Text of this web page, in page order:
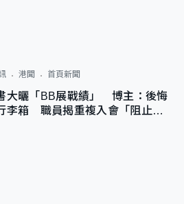
港聞 首頁新聞
大曬「BB展戰績」 博主：後悔
李箱 職員揭重複入會「阻止唔